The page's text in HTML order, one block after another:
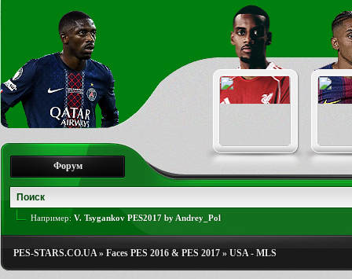
Форум
Например: V. Tsygankov PES2017 by Andrey_Pol
PES-STARS.CO.UA» Faces PES 2016 & PES 2017 » USA - MLS